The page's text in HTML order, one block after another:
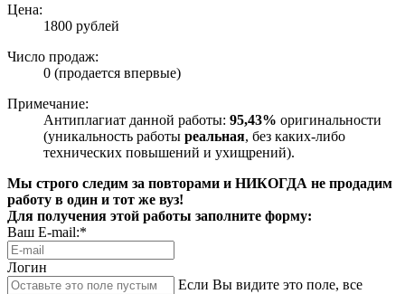
Цена:
1800 рублей
Число продаж:
0 (продается впервые)
Примечание:
Антиплагиат данной работы: 95,43% оригинальности
(уникальность работы реальная, без каких-либо
технических повышений и ухищрений).
Мы строго следим за повторами и НИКОГДА не продадим
работу в один и тот же вуз!
Для получения этой работы заполните форму:
Ваш E-mail:*
Логин
Если Вы видите это поле, все